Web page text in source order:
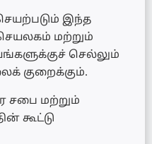
இந்த
மற்றும்
செல்லும்
குறைக்கும்.
சபை மற்றும்
கூட்டு